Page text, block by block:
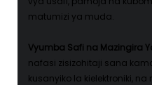
matumizi ya muda.
Vyumba Safi na Mazingira
nafasi zisizohitaji sana
kusanyiko la kielektroniki,